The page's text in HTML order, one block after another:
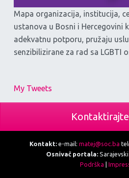
Mapa organizacija, institucija,
ustanova u Bosni i Hercegovini
adekvatnu potporu, pružaju
senzibilizirane za rad sa LGBTI
My Tweets
Kontakt:e-mail: matej@soc.ba
Osnivač portala:
Podrška |